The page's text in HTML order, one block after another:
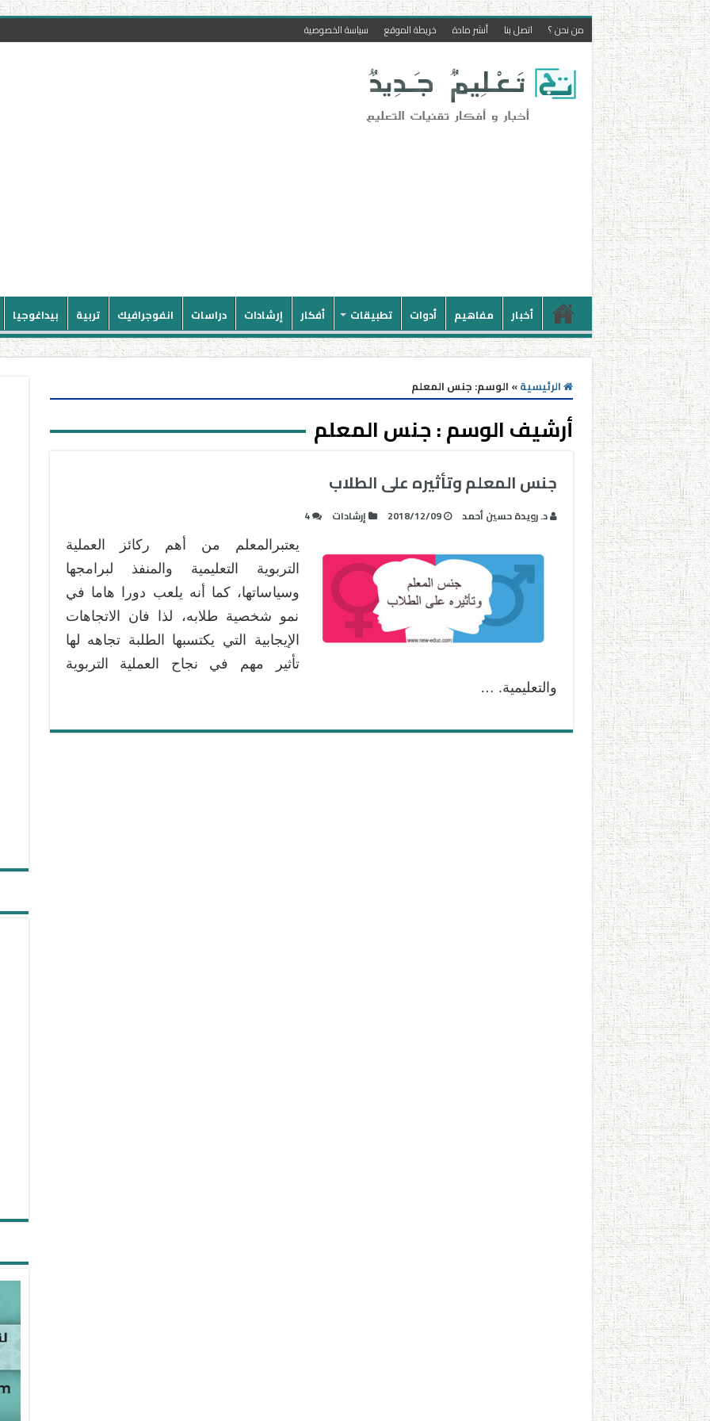
من نحن ؟ اتصل بنا أنشر مادة خريطة الموقع سياسة الخصوصية
أخبار مفاهيم أدوات تطبيقات أفكار إرشادات دراسات انفوجرافيك تربية بيداغوجيا
الرئيسية» الوسم: جنس المعلم
أرشيف الوسم :جنس المعلم
جنس المعلم وتأثيره على الطلاب
د. رويدة حسين أحمد 2018/12/09 إرشادات 4
يعتبرالمعلم من أهم ركائز العملية
التربوية التعليمية والمنفذ لبرامجها
وسياساتها، كما أنه يلعب دورا هاما في
نمو شخصية طلابه، لذا فان الاتجاهات
الإيجابية التي يكتسبها الطلبة تجاهه لها
تأثير مهم في نجاح العملية التربوية
والتعليمية. …